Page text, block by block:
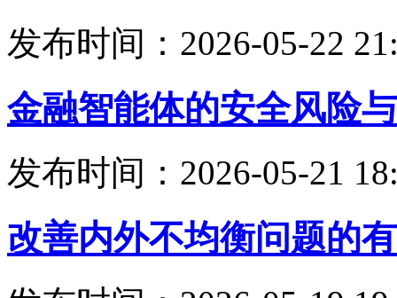
发布时间：2026-05-22
金融智能体的安全风险
发布时间：2026-05-21
改善内外不均衡问题的